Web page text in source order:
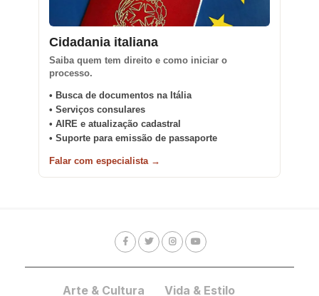
Cidadania italiana
Saiba quem tem direito e como iniciar o
processo.
• Busca de documentos na Itália
• Serviços consulares
• AIRE e atualização cadastral
• Suporte para emissão de passaporte
Falar com especialista →
Arte & Cultura Vida & Estilo